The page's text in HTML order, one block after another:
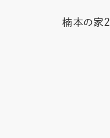
楠本の家2